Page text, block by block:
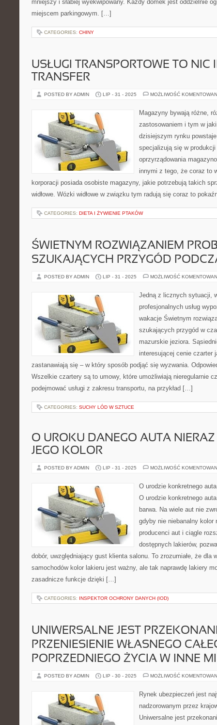
mniejszy i słabiej wyekwipowany. Każdy domek jest oddzielnie
miejscem parkingowym. […]
CATEGORIES: CHINY
USŁUGI TRANSPORTOWE TO NIC
TRANSFER
POSTED BY ADMIN LIP - 31 - 2025 MOŻLIWOŚĆ
Magazyny bywają różne,
zastosowaniem i tym w
dzisiejszym rynku
specjalizują się w
oprzyrządowania
innymi z tego, że coraz to
korporacji posiada osobiste magazyny, jakie potrzebują takich
widłowe. Wózki widłowe w związku tym radują się coraz to
CATEGORIES: DIETA I ŻYWIENIE PTAKÓW
ŚWIETNYM ROZWIĄZANIEM
SZUKAJĄCYCH PRZYGÓD
POSTED BY ADMIN LIP - 31 - 2025 MOŻLIWOŚĆ
Jedną z licznych sytuacji,
profesjonalnych usług
wakacje Świetnym
szukających przygód w
mazurskie jeziora.
interesującej cenie czarter
zastanawiają się – w który sposób podjąć się wyzwania.
Wszelkie czartery są to umowy, które umożliwiają nieregularnie
podejmować usługi z zakresu transportu, na przykład […]
CATEGORIES: SUCHY LÓD W SZTUCE
O UROKU DANEGO AUTA NIERAZ
JEGO KOLOR
POSTED BY ADMIN LIP - 31 - 2025 MOŻLIWOŚĆ
O urodzie konkretnego
O urodzie konkretnego
barwa. Na wiele aut nie
gdyby nie niebanalny kolor
producenci aut i ciągle
dostępnych lakierów,
dobór, uwzględniający gust klienta salonu. To zrozumiałe, że dla
samochodów kolor lakieru jest ważny, ale tak naprawdę lakiery
zasadnicze funkcje dzięki […]
CATEGORIES: INSPEKTOR OCHRONY DANYCH (IOD)
UNIWERSALNE JEST
PRZENIESIENIE WŁASNEGO
POPRZEDNIEGO ŻYCIA W INNE
POSTED BY ADMIN LIP - 30 - 2025 MOŻLIWOŚĆ
Rynek ubezpieczeń jest
nadzorowanym przez
Uniwersalne jest